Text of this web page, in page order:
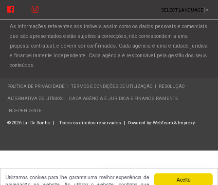
Aceito
Utilizamos cookies para lhe garantir uma melhor experiência de
SELECT LANGUAGE ▼
As informações referentes aos imóveis assim como os dados pessoais e comerciais
que são apresentados estão sujeitos a correcções, não correspondem a uma
proposta contratual, e devem ser confirmadas. Cada agência é uma entidade jurídica
e financeiramente independente. Cada agência é responsável pela gestão dos seus
conteúdos.
POLÍTICA DE PRIVACIDADE TERMOS E CONDIÇÕES DE UTILIZAÇÃO RESOLUÇÃO
ALTERNATIVA DE LITÍGIOS CADA AGÊNCIA É JURÍDICA E FINANCEIRAMENTE
INDEPENDENTE.
© 2026 Lar De Sonho Todos os direitos reservados Powered by:WebTeam & Improxy